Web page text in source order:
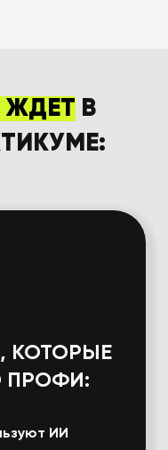
ЖДЕТ В
КОТОРЫЕ
ПРОФИ:
ИИ